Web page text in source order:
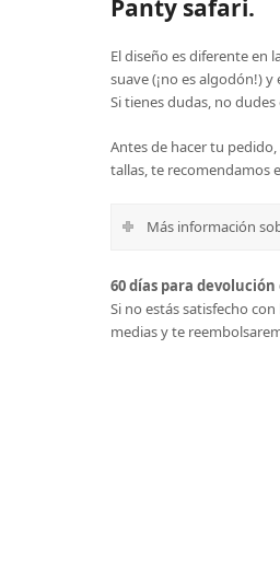
Panty safari.
El diseño es diferente en
suave (¡no es algodón!)
Si tienes dudas, no
Antes de hacer tu
tallas, te recomendamos
Más información
60 días para devolución
Si no estás satisfecho
medias y te